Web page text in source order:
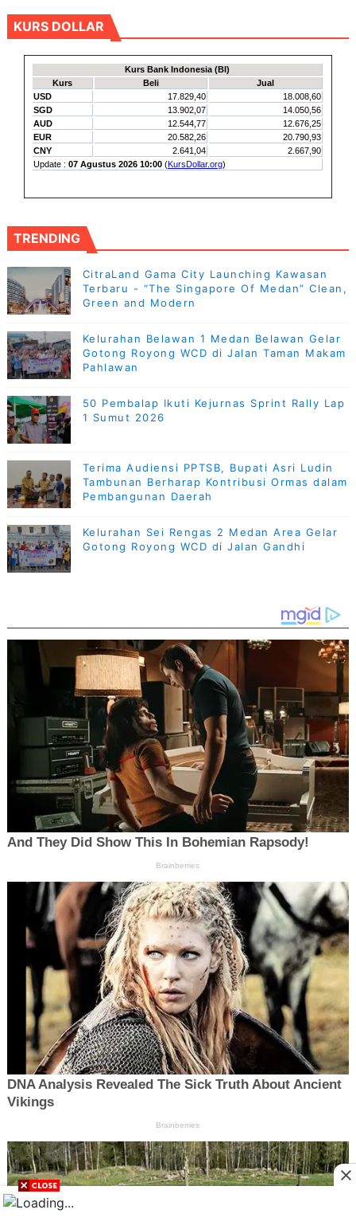
KURS DOLLAR
TRENDING
CitraLand Gama City Launching Kawasan
Terbaru - “The Singapore Of Medan” Clean,
Green and Modern
Kelurahan Belawan 1 Medan Belawan Gelar
Gotong Royong WCD di Jalan Taman Makam
Pahlawan
50 Pembalap Ikuti Kejurnas Sprint Rally Lap
1 Sumut 2026
Terima Audiensi PPTSB, Bupati Asri Ludin
Tambunan Berharap Kontribusi Ormas dalam
Pembangunan Daerah
Kelurahan Sei Rengas 2 Medan Area Gelar
Gotong Royong WCD di Jalan Gandhi